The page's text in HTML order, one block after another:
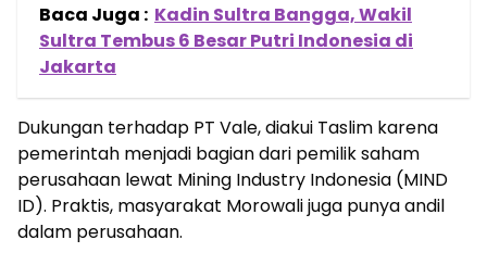
Baca Juga : Kadin Sultra Bangga, Wakil
Sultra Tembus 6 Besar Putri Indonesia di
Jakarta
Dukungan terhadap PT Vale, diakui Taslim karena
pemerintah menjadi bagian dari pemilik saham
perusahaan lewat Mining Industry Indonesia (MIND
ID). Praktis, masyarakat Morowali juga punya andil
dalam perusahaan.